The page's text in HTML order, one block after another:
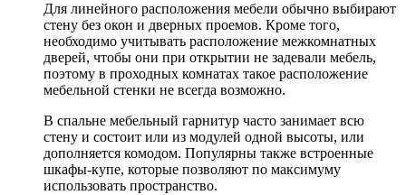
Для линейного расположения мебели обычно выбирают
стену без окон и дверных проемов. Кроме того,
необходимо учитывать расположение межкомнатных
дверей, чтобы они при открытии не задевали мебель,
поэтому в проходных комнатах такое расположение
мебельной стенки не всегда возможно.
В спальне мебельный гарнитур часто занимает всю
стену и состоит или из модулей одной высоты, или
дополняется комодом. Популярны также встроенные
шкафы-купе, которые позволяют по максимуму
использовать пространство.